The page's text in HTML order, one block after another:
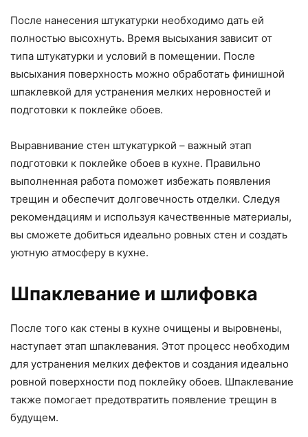
После нанесения штукатурки необходимо дать ей
полностью высохнуть. Время высыхания зависит от
типа штукатурки и условий в помещении. После
высыхания поверхность можно обработать финишной
шпаклевкой для устранения мелких неровностей и
подготовки к поклейке обоев.
Выравнивание стен штукатуркой – важный этап
подготовки к поклейке обоев в кухне. Правильно
выполненная работа поможет избежать появления
трещин и обеспечит долговечность отделки. Следуя
рекомендациям и используя качественные материалы,
вы сможете добиться идеально ровных стен и создать
уютную атмосферу в кухне.
Шпаклевание и шлифовка
После того как стены в кухне очищены и выровнены,
наступает этап шпаклевания. Этот процесс необходим
для устранения мелких дефектов и создания идеально
ровной поверхности под поклейку обоев. Шпаклевание
также помогает предотвратить появление трещин в
будущем.